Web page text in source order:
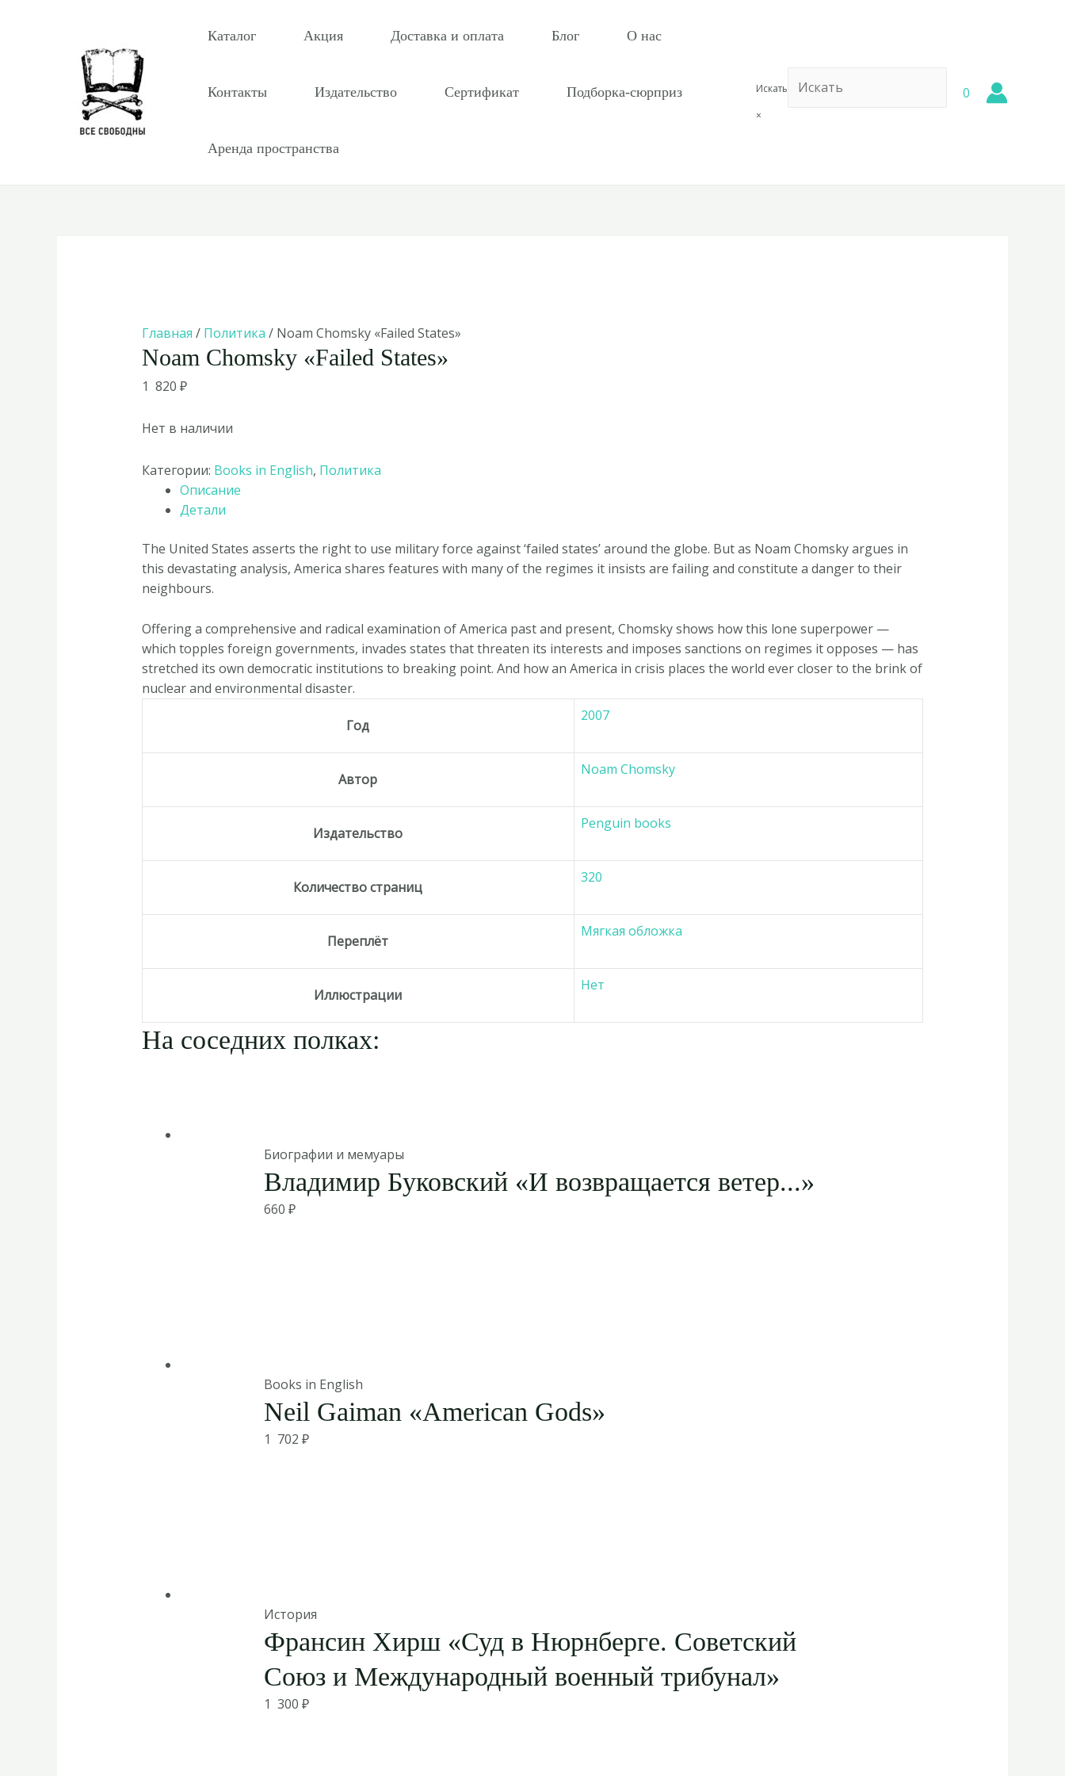
содержимому
Каталог Акция Доставка и оплата Блог О нас
Контакты Издательство Сертификат Подборка-сюрприз
Аренда пространства
Искать
×
0
Главная / Политика / Noam Chomsky «Failed States»
Noam Chomsky «Failed States»
1 820 ₽
Нет в наличии
Категории: Books in English, Политика
Описание
Детали
The United States asserts the right to use military force against ‘failed states’ around the globe. But as Noam Chomsky argues in
this devastating analysis, America shares features with many of the regimes it insists are failing and constitute a danger to their
neighbours.
Offering a comprehensive and radical examination of America past and present, Chomsky shows how this lone superpower —
which topples foreign governments, invades states that threaten its interests and imposes sanctions on regimes it opposes — has
stretched its own democratic institutions to breaking point. And how an America in crisis places the world ever closer to the brink of
nuclear and environmental disaster.
Год
2007
Автор
Noam Chomsky
Издательство
Penguin books
Количество страниц
320
Переплёт
Мягкая обложка
Иллюстрации
Нет
На соседних полках:
Биографии и мемуары
Владимир Буковский «И возвращается ветер...»
660₽
Books in English
Neil Gaiman «American Gods»
1 702₽
История
Франсин Хирш «Суд в Нюрнберге. Советский
Союз и Международный военный трибунал»
1 300₽